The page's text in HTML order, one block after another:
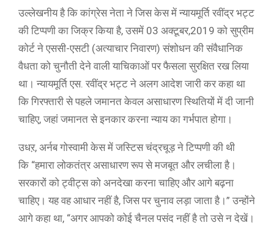
उल्लेखनीय है कि कांग्रेस नेता ने जिस केस में न्यायमूर्ति रवींद्र भट्ट
की टिप्पणी का जिक्र किया है, उसमें 03 अक्टूबर,2019 को सुप्रीम
कोर्ट ने एससी-एसटी (अत्याचार निवारण) संशोधन की संवैधानिक
वैधता को चुनौती देने वाली याचिकाओं पर फैसला सुरक्षित रख लिया
था। न्यायमूर्ति एस. रवींद्र भट्ट ने अलग आदेश जारी कर कहा था
कि गिरफ्तारी से पहले जमानत केवल असाधारण स्थितियों में दी जानी
चाहिए, जहां जमानत से इनकार करना न्याय का गर्भपात होगा।
उधऱ, अर्नब गोस्वामी केस में जस्टिस चंद्रचूड़ ने टिप्पणी की थी
कि “हमारा लोकतंत्र असाधारण रूप से मजबूत और लचीला है।
सरकारों को ट्वीट्स को अनदेखा करना चाहिए और आगे बढ़ना
चाहिए। यह वह आधार नहीं है, जिस पर चुनाव लड़ा जाता है।” उन्होंने
आगे कहा था, “अगर आपको कोई चैनल पसंद नहीं है तो उसे न देखें।